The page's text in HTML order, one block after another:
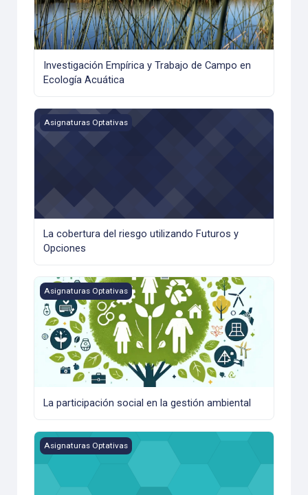
Investigación Empírica y Trabajo de Campo en
Ecología Acuática
La cobertura del riesgo utilizando Futuros y Opciones
Asignaturas Optativas
La cobertura del riesgo utilizando Futuros y
Opciones
La participación social en la gestión ambiental
Asignaturas Optativas
La participación social en la gestión ambiental
Manejo Sitio Especifico de la Fertilización
Asignaturas Optativas